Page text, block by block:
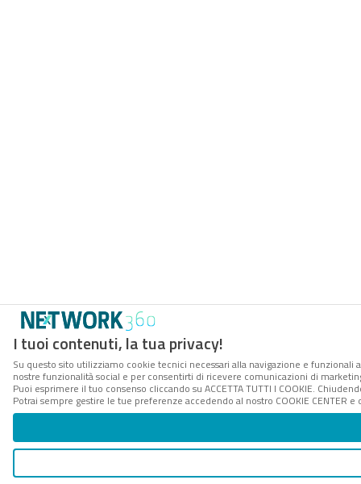
I tuoi contenuti, la tua privacy!
Su questo sito utilizziamo cookie tecnici necessari alla navigazione e
nostre funzionalità social e per consentirti di ricevere comunicazioni di
Puoi esprimere il tuo consenso cliccando su ACCETTA TUTTI I COOKIE.
Potrai sempre gestire le tue preferenze accedendo al nostro COOKIE